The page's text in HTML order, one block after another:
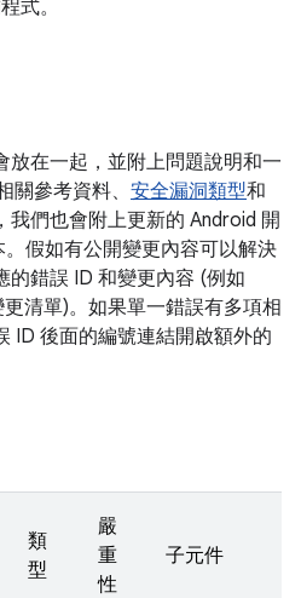
式。
放在一起，並附上問題說明和一
關參考資料、 安全漏洞類型和
我們也會附上更新的 Android 開
假如有公開變更內容可以解決
的錯誤 ID 和變更內容 (例如
清單)。如果單一錯誤有多項相
ID 後面的編號連結開啟額外的
類
型
嚴
重
性
子元件